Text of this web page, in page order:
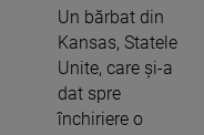
Un bărbat din
Kansas, Statele
Unite, care și-a
dat spre
închiriere o